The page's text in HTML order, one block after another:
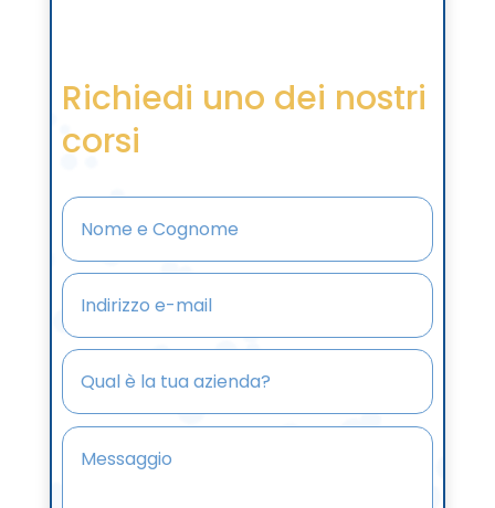
Richiedi uno dei nostri
corsi